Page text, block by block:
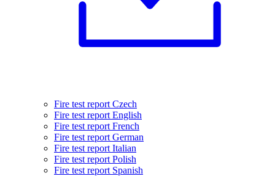
Fire test report Czech
Fire test report English
Fire test report French
Fire test report German
Fire test report Italian
Fire test report Polish
Fire test report Spanish